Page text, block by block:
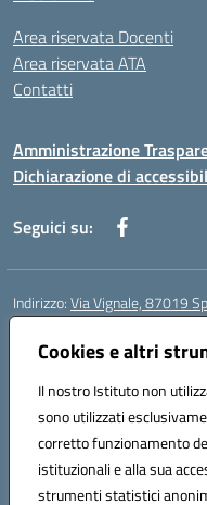
Cookies e altri
Il nostro Istituto non
sono utilizzati
corretto funzionamento
istituzionali e alla sua
strumenti statistici
Area riservata Docenti
Area riservata ATA
Contatti
Amministrazione
Dichiarazione di
Seguici su:
Indirizzo:Via Vignale, 87019
Centralino:
Posta elettronica certificata
Codice fiscale: 94018300783
Codice meccanografico:
Codice Indice delle Pubbliche
Codice unico di fatturazione